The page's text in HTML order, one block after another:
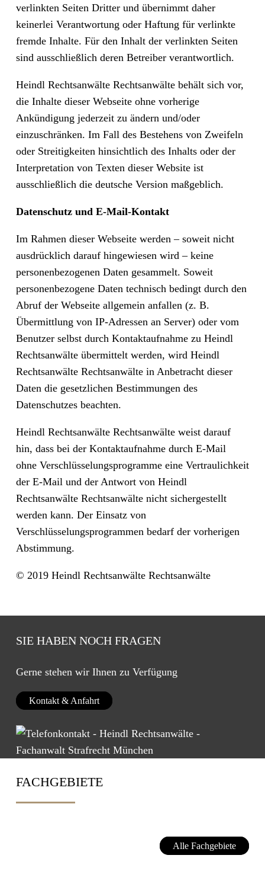
verlinkten Seiten Dritter und übernimmt daher
keinerlei Verantwortung oder Haftung für verlinkte
fremde Inhalte. Für den Inhalt der verlinkten Seiten
sind ausschließlich deren Betreiber verantwortlich.
Heindl Rechtsanwälte Rechtsanwälte behält sich vor,
die Inhalte dieser Webseite ohne vorherige
Ankündigung jederzeit zu ändern und/oder
einzuschränken. Im Fall des Bestehens von Zweifeln
oder Streitigkeiten hinsichtlich des Inhalts oder der
Interpretation von Texten dieser Website ist
ausschließlich die deutsche Version maßgeblich.
Datenschutz und E-Mail-Kontakt
Im Rahmen dieser Webseite werden – soweit nicht
ausdrücklich darauf hingewiesen wird – keine
personenbezogenen Daten gesammelt. Soweit
personenbezogene Daten technisch bedingt durch den
Abruf der Webseite allgemein anfallen (z. B.
Übermittlung von IP-Adressen an Server) oder vom
Benutzer selbst durch Kontaktaufnahme zu Heindl
Rechtsanwälte übermittelt werden, wird Heindl
Rechtsanwälte Rechtsanwälte in Anbetracht dieser
Daten die gesetzlichen Bestimmungen des
Datenschutzes beachten.
Heindl Rechtsanwälte Rechtsanwälte weist darauf
hin, dass bei der Kontaktaufnahme durch E-Mail
ohne Verschlüsselungsprogramme eine Vertraulichkeit
der E-Mail und der Antwort von Heindl
Rechtsanwälte Rechtsanwälte nicht sichergestellt
werden kann. Der Einsatz von
Verschlüsselungsprogrammen bedarf der vorherigen
Abstimmung.
© 2019 Heindl Rechtsanwälte Rechtsanwälte
SIE HABEN NOCH FRAGEN
Gerne stehen wir Ihnen zu Verfügung
Kontakt & Anfahrt
FACHGEBIETE
Alle Fachgebiete